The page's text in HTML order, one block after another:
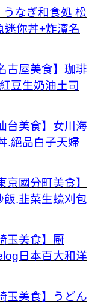
うなぎ和食処 松
迷你丼+炸濱名
古屋美食】珈琲
豆生奶油土司
台美食】女川海
.絕品白子天婦
京國分町美食】
飯.韭菜生蠔刈包
玉美食】厨
日本百大和洋
玉美食】うどん